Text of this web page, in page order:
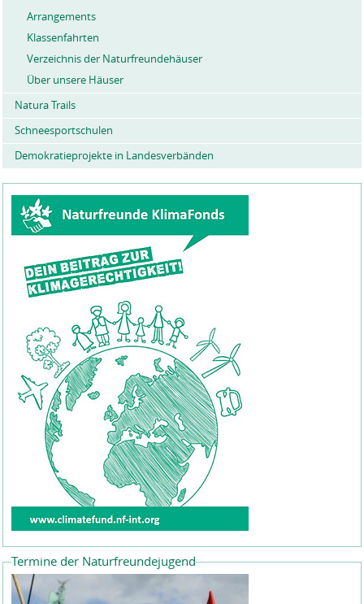
Arrangements
Klassenfahrten
Verzeichnis der Naturfreundehäuser
Über unsere Häuser
Natura Trails
Schneesportschulen
Demokratieprojekte in Landesverbänden
Termine der Naturfreundejugend